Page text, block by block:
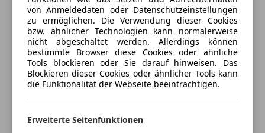
ESP
Fahrerairbag
Fernlichtassistent
Isofix
Laserlicht
LED-Scheinwerfer
Notrufsystem
Seitenairbag
Interieur, Parkassistent, Spurverlassenswarnung,
Spurwechselwarnung, Surround View Camera,
Lederlenkrad, M-Lederlenkrad mit Schaltwippen, M-
Lenkrad, Multifunktionslenkrad, Schaltwippen,
Sportlederlenkrad, Apps, Handy-Vorbereitung,
Bluetooth Anbindung, DAB Tuner, USB Audio
Fernlichtassistent, Geschwindigkeitsregelung, Hifi
anpassen
Freischaden-Gutschein ab Stufe 0
Auto einfach online versichern & Rabatt holen
Jetzt berechnen
von Anmeldedaten oder Datenschutzeinstellungen
zu ermöglichen. Die Verwendung dieser Cookies
bzw. ähnlicher Technologien kann normalerweise
nicht abgeschaltet werden. Allerdings können
bestimmte Browser diese Cookies oder ähnliche
Tools blockieren oder Sie darauf hinweisen. Das
Blockieren dieser Cookies oder ähnlicher Tools kann
die Funktionalität der Webseite beeinträchtigen.
Erweiterte Seitenfunktionen